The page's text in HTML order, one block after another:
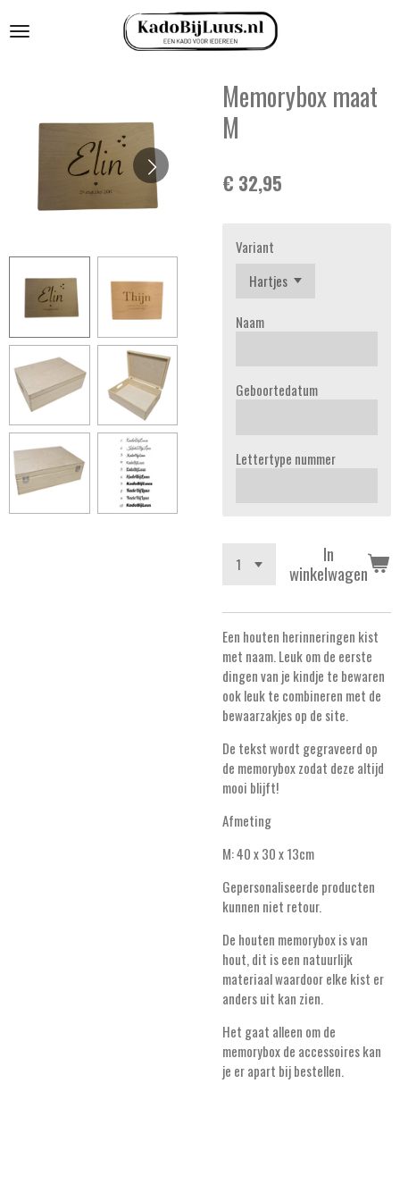
direct
Memorybox maat
M
€ 32,95
Variant
Naam
Geboortedatum
Lettertype nummer
In
winkelwagen
Een houten herinneringen kist
met naam. Leuk om de eerste
dingen van je kindje te bewaren
ook leuk te combineren met de
bewaarzakjes op de site.
De tekst wordt gegraveerd op
de memorybox zodat deze altijd
mooi blijft!
Afmeting
M: 40 x 30 x 13cm
Gepersonaliseerde producten
kunnen niet retour.
De houten memorybox is van
hout, dit is een natuurlijk
materiaal waardoor elke kist er
anders uit kan zien.
Het gaat alleen om de
memorybox de accessoires kan
je er apart bij bestellen.